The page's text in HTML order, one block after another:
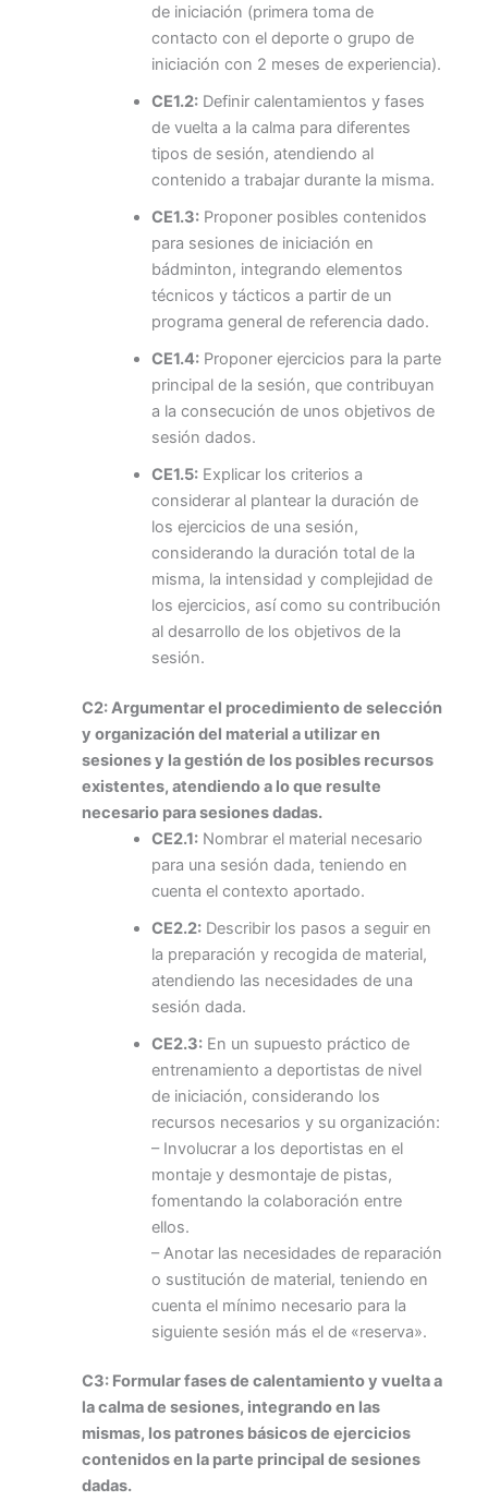
de iniciación (primera toma de
contacto con el deporte o grupo de
iniciación con 2 meses de experiencia).
CE1.2:Definir calentamientos y fases
de vuelta a la calma para diferentes
tipos de sesión, atendiendo al
contenido a trabajar durante la misma.
CE1.3:Proponer posibles contenidos
para sesiones de iniciación en
bádminton, integrando elementos
técnicos y tácticos a partir de un
programa general de referencia dado.
CE1.4:Proponer ejercicios para la parte
principal de la sesión, que contribuyan
a la consecución de unos objetivos de
sesión dados.
CE1.5:Explicar los criterios a
considerar al plantear la duración de
los ejercicios de una sesión,
considerando la duración total de la
misma, la intensidad y complejidad de
los ejercicios, así como su contribución
al desarrollo de los objetivos de la
sesión.
C2: Argumentar el procedimiento de selección
y organización del material a utilizar en
sesiones y la gestión de los posibles recursos
existentes, atendiendo a lo que resulte
necesario para sesiones dadas.
CE2.1:Nombrar el material necesario
para una sesión dada, teniendo en
cuenta el contexto aportado.
CE2.2:Describir los pasos a seguir en
la preparación y recogida de material,
atendiendo las necesidades de una
sesión dada.
CE2.3:En un supuesto práctico de
entrenamiento a deportistas de nivel
de iniciación, considerando los
recursos necesarios y su organización:
– Involucrar a los deportistas en el
montaje y desmontaje de pistas,
fomentando la colaboración entre
ellos.
– Anotar las necesidades de reparación
o sustitución de material, teniendo en
cuenta el mínimo necesario para la
siguiente sesión más el de «reserva».
C3: Formular fases de calentamiento y vuelta a
la calma de sesiones, integrando en las
mismas, los patrones básicos de ejercicios
contenidos en la parte principal de sesiones
dadas.